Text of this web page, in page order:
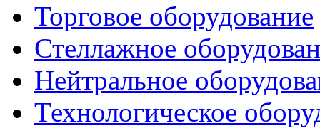
Торговое оборудование
Стеллажное
Нейтральное
Технологическое